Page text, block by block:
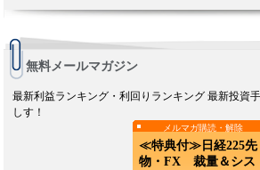
無料メールマガジン
最新利益ランキング・利回りランキング 最新投資
しす！
メルマガ購読・解除
≪特典付≫日経225先
物・FX 裁量＆シス